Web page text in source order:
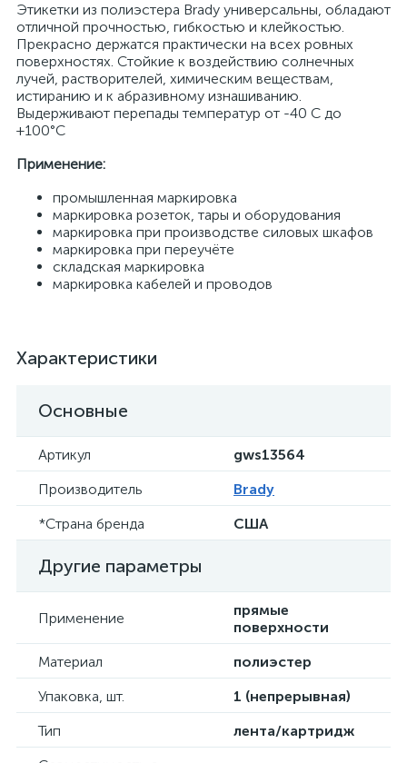
Этикетки из полиэстера Brady универсальны, обладают
отличной прочностью, гибкостью и клейкостью.
Прекрасно держатся практически на всех ровных
поверхностях. Стойкие к воздействию солнечных
лучей, растворителей, химическим веществам,
истиранию и к абразивному изнашиванию.
Выдерживают перепады температур от -40 С до
+100°С
Применение:
промышленная маркировка
маркировка розеток, тары и оборудования
маркировка при производстве силовых шкафов
маркировка при переучёте
складская маркировка
маркировка кабелей и проводов
Характеристики
Основные
Артикул
gws13564
Производитель
Brady
*Страна бренда
США
Другие параметры
Применение
прямые
поверхности
Материал
полиэстер
Упаковка, шт.
1 (непрерывная)
Тип
лента/картридж